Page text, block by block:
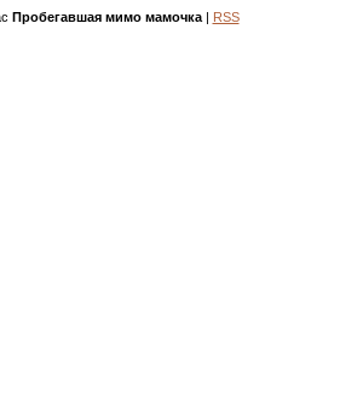
Пробегавшая мимо мамочка| RSS